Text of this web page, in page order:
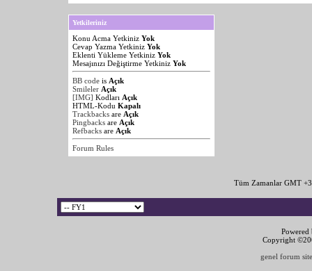
Yetkileriniz
Konu Acma Yetkiniz Yok
Cevap Yazma Yetkiniz Yok
Eklenti Yükleme Yetkiniz Yok
Mesajınızı Değiştirme Yetkiniz Yok
BB code is Açık
Smileler Açık
[IMG] Kodları Açık
HTML-Kodu Kapalı
Trackbacks are Açık
Pingbacks are Açık
Refbacks are Açık
Forum Rules
Tüm Zamanlar GMT
Copyright
genel forum